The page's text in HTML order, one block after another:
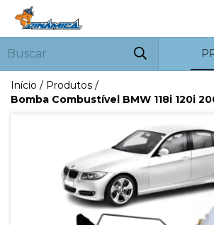
Início / Produtos /
Bomba Combustível BMW 118i 120i